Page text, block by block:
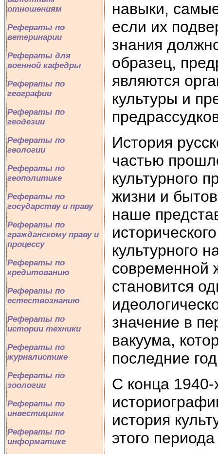
отношениям
Рефераты по
ветеринарии
Рефераты для
военной кафедры
Рефераты по
географии
Рефераты по
геодезии
Рефераты по
геологии
Рефераты по
геополитике
Рефераты по
государству и праву
Рефераты по
гражданскому праву и
процессу
Рефераты по
кредитованию
Рефераты по
естествознанию
Рефераты по
истории техники
Рефераты по
журналистике
Рефераты по
зоологии
Рефераты по
инвестициям
Рефераты по
информатике
навыки,
если их
знания
образец,
являются
культуры и
История
частью
культурного
жизни и
наше
культурного
современной
становится
значение в
вакуума,
последние
С конца 1940-
история
этого